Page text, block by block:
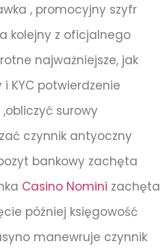
, promocyjny szyfr
kolejny z oficjalnego
najważniejsze, jak
KYC potwierdzenie
surowy
czynnik antyoczny
bankowy zachęta
Casino Nomini zachęta
później księgowość
manewruje czynnik